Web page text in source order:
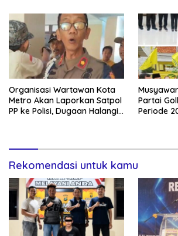
Organisasi Wartawan Kota
Metro Akan Laporkan Satpol
PP ke Polisi, Dugaan Halangi
Partai
Periode
Rekomendasi untuk kamu